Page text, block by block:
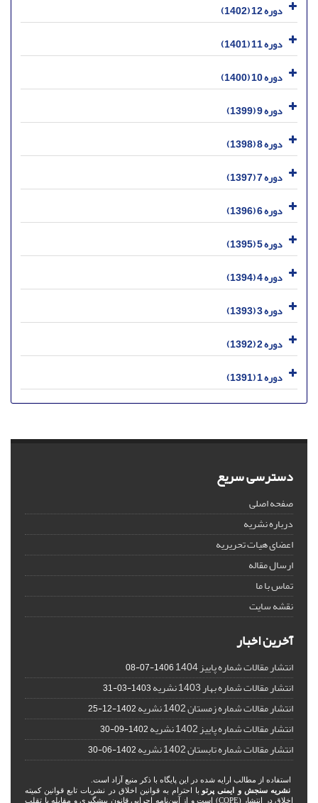
دوره 12 (1402)
دوره 11 (1401)
دوره 10 (1400)
دوره 9 (1399)
دوره 8 (1398)
دوره 7 (1397)
دوره 6 (1396)
دوره 5 (1395)
دوره 4 (1394)
دوره 3 (1393)
دوره 2 (1392)
دوره 1 (1391)
دسترسی سریع
صفحه اصلی
درباره نشریه
اعضای هیات تحریریه
ارسال مقاله
تماس با ما
نقشه سایت
آخرین اخبار
انتشار مقالات شماره پاییز 1404 1406-07-08
انتشار مقالات شماره بهار 1403 نشریه 1403-03-31
انتشار مقالات شماره زمستان 1402 نشریه 1402-12-25
انتشار مقالات شماره پاییز 1402 نشریه 1402-09-30
انتشار مقالات شماره تابستان 1402 نشریه 1402-06-30
استفاده از مطالب ارایه شده در این پایگاه با ذکر منبع آزاد است.
نشریه سنجش و ایمنی پرتو با احترام به قوانین اخلاق در نشریات تابع قوانین کمیته
اخلاق در انتشار (COPE) است و از آیین‌نامه اجرایی قانون پیشگیری و مقابله با تقلب